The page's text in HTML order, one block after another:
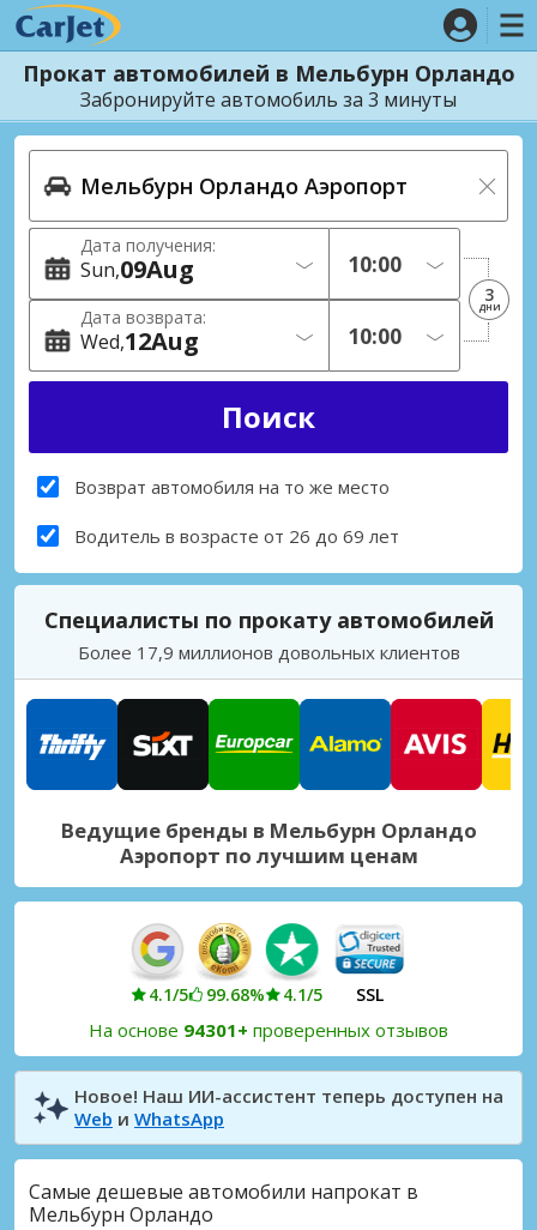
Прокат автомобилей в Мельбурн Орландо
Забронируйте автомобиль за 3 минуты
Дата получения:
Sun 09Aug
Дата возврата:
Wed 12Aug
3
дни
Возврат автомобиля на то же место
Водитель в возрасте от 26 до 69 лет
Специалисты по прокату автомобилей
Более 17,9 миллионов довольных клиентов
Ведущие бренды в Мельбурн Орландо
Аэропорт по лучшим ценам
4.1/5 99.68% 4.1/5 SSL
На основе 94301+ проверенных отзывов
Новое! Наш ИИ-ассистент теперь доступен на
Web и WhatsApp
Самые дешевые автомобили напрокат в
Мельбурн Орландо